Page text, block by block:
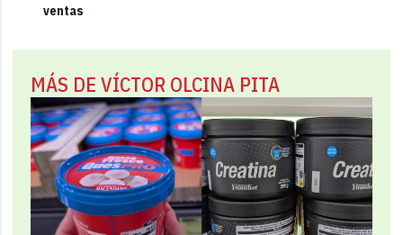
ventas
MÁS DE VÍCTOR OLCINA PITA